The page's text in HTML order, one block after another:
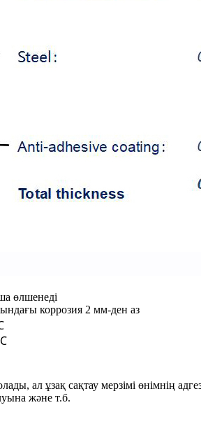
өлшенеді
коррозия 2 мм-ден аз
℃
ал ұзақ сақтау мерзімі өнімнің
және т.б.